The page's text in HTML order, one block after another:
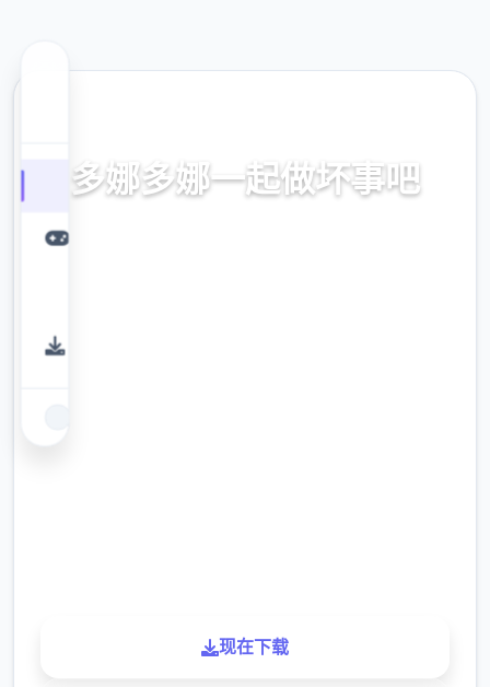
多娜多娜一起做坏事吧
官方中文，中文下载，中文入口，官网入口，
现在下载